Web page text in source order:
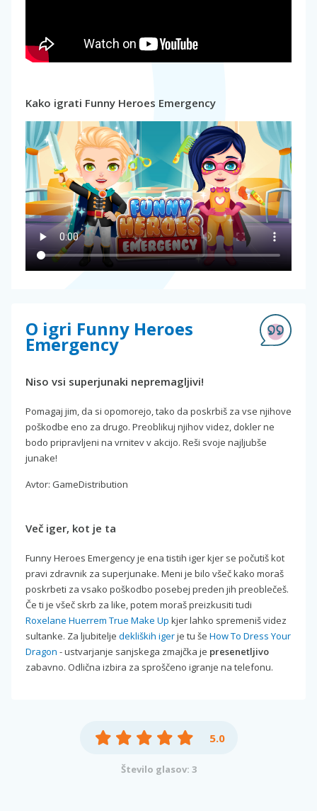
Kako igrati Funny Heroes Emergency
O igri Funny Heroes
Emergency
Niso vsi superjunaki nepremagljivi!
Pomagaj jim, da si opomorejo, tako da poskrbiš za vse njihove
poškodbe eno za drugo. Preoblikuj njihov videz, dokler ne
bodo pripravljeni na vrnitev v akcijo. Reši svoje najljubše
junake!
Avtor: GameDistribution
Več iger, kot je ta
Funny Heroes Emergency je ena tistih iger kjer se počutiš kot
pravi zdravnik za superjunake. Meni je bilo všeč kako moraš
poskrbeti za vsako poškodbo posebej preden jih preoblečeš.
Če ti je všeč skrb za like, potem moraš preizkusiti tudi
Roxelane Huerrem True Make Up kjer lahko spremeniš videz
sultanke. Za ljubitelje dekliških igerje tu še How To Dress Your
Dragon - ustvarjanje sanjskega zmajčka je presenetljivo
zabavno. Odlična izbira za sproščeno igranje na telefonu.
5.0
Število glasov: 3